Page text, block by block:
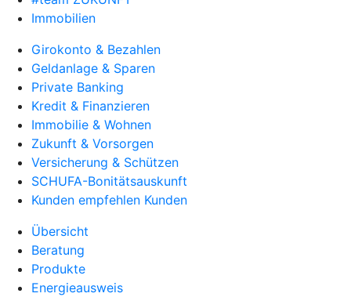
Immobilien
Girokonto & Bezahlen
Geldanlage & Sparen
Private Banking
Kredit & Finanzieren
Immobilie & Wohnen
Zukunft & Vorsorgen
Versicherung & Schützen
SCHUFA-Bonitätsauskunft
Kunden empfehlen Kunden
Übersicht
Beratung
Produkte
Energieausweis